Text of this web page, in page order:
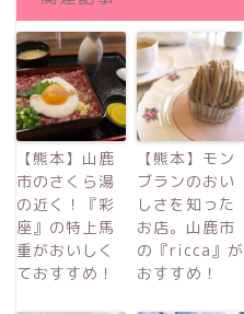
【熊本】山鹿
市のさくら湯
の近く！『彩
座』の特上馬
重がおいしく
ておすすめ！
【熊本】モン
ブランのおい
しさを知った
お店。山鹿市
の『ricca』が
おすすめ！